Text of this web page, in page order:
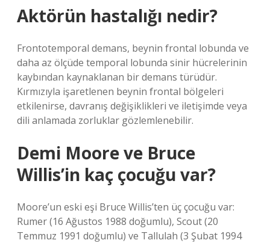
Aktörün hastalığı nedir?
Frontotemporal demans, beynin frontal lobunda ve
daha az ölçüde temporal lobunda sinir hücrelerinin
kaybından kaynaklanan bir demans türüdür.
Kırmızıyla işaretlenen beynin frontal bölgeleri
etkilenirse, davranış değişiklikleri ve iletişimde veya
dili anlamada zorluklar gözlemlenebilir.
Demi Moore ve Bruce
Willis’in kaç çocuğu var?
Moore’un eski eşi Bruce Willis’ten üç çocuğu var:
Rumer (16 Ağustos 1988 doğumlu), Scout (20
Temmuz 1991 doğumlu) ve Tallulah (3 Şubat 1994